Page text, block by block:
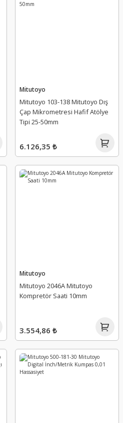
Mitutoyo
Mitutoyo 103-138 Mitutoyo Dış
Çap Mikrometresi Hafif Atölye
Tipi 25-50mm
6.126,35 ₺
Mitutoyo
Mitutoyo 2046A Mitutoyo
Kompretör Saati 10mm
3.554,86 ₺